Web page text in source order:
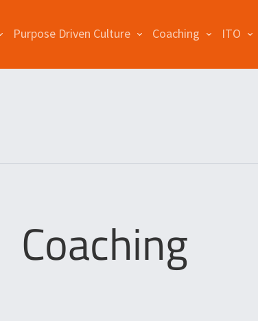
Purpose Driven Culture Coaching ITO
Coaching